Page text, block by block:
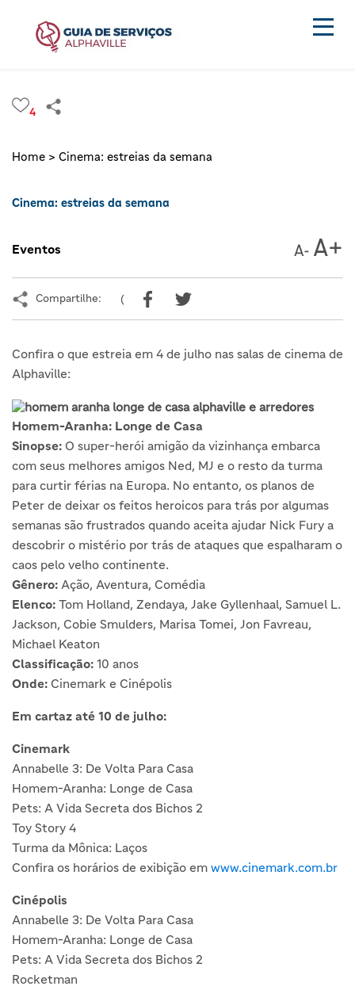
4
Home > Cinema: estreias da semana
Cinema: estreias da semana
Eventos
Compartilhe: (
Confira o que estreia em 4 de julho nas salas de cinema de
Alphaville:
Homem-Aranha: Longe de Casa
Sinopse: O super-herói amigão da vizinhança embarca
com seus melhores amigos Ned, MJ e o resto da turma
para curtir férias na Europa. No entanto, os planos de
Peter de deixar os feitos heroicos para trás por algumas
semanas são frustrados quando aceita ajudar Nick Fury a
descobrir o mistério por trás de ataques que espalharam o
caos pelo velho continente.
Gênero: Ação, Aventura, Comédia
Elenco: Tom Holland, Zendaya, Jake Gyllenhaal, Samuel L.
Jackson, Cobie Smulders, Marisa Tomei, Jon Favreau,
Michael Keaton
Classificação: 10 anos
Onde: Cinemark e Cinépolis
Em cartaz até 10 de julho:
Cinemark
Annabelle 3: De Volta Para Casa
Homem-Aranha: Longe de Casa
Pets: A Vida Secreta dos Bichos 2
Toy Story 4
Turma da Mônica: Laços
Confira os horários de exibição em www.cinemark.com.br
Cinépolis
Annabelle 3: De Volta Para Casa
Homem-Aranha: Longe de Casa
Pets: A Vida Secreta dos Bichos 2
Rocketman